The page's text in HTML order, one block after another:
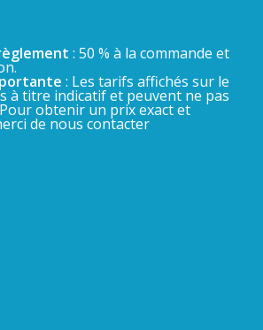
: 50 % à la commande et
: Les tarifs affichés sur le
à titre indicatif et peuvent ne pas
obtenir un prix exact et
de nous contacter